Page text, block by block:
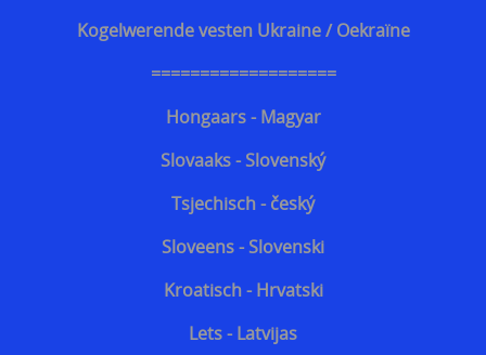
Kogelwerende vesten Ukraine / Oekraïne
===================
Hongaars - Magyar
Slovaaks - Slovenský
Tsjechisch - český
Sloveens - Slovenski
Kroatisch - Hrvatski
Lets - Latvijas